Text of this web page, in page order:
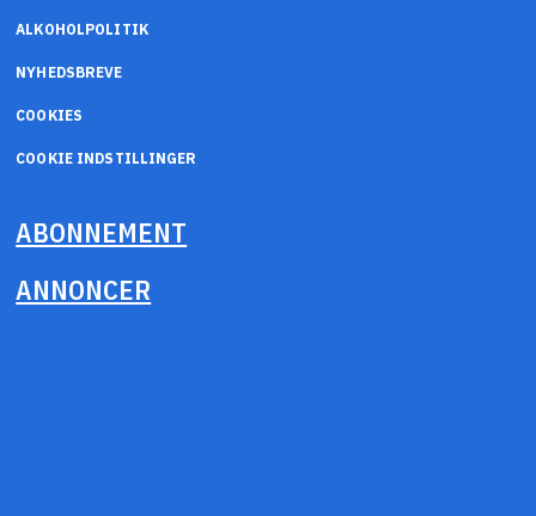
ALKOHOLPOLITIK
NYHEDSBREVE
COOKIES
COOKIE INDSTILLINGER
ABONNEMENT
ANNONCER